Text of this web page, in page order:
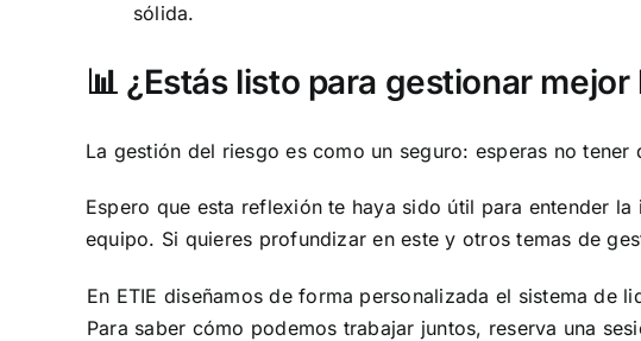
sólida.
📊 ¿Estás listo para gestionar
La gestión del riesgo es como un seguro: esperas no
Espero que esta reflexión te haya sido útil para entender
equipo. Si quieres profundizar en este y otros temas de
En ETIE diseñamos de forma personalizada el sistema de
Para saber cómo podemos trabajar juntos, reserva una